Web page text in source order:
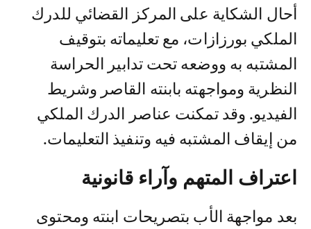
أحال الشكاية على المركز القضائي للدرك
الملكي بورزازات، مع تعليماته بتوقيف
المشتبه به ووضعه تحت تدابير الحراسة
النظرية ومواجهته بابنته القاصر وشريط
الفيديو. وقد تمكنت عناصر الدرك الملكي
من إيقاف المشتبه فيه وتنفيذ التعليمات.
اعتراف المتهم وآراء قانونية
بعد مواجهة الأب بتصريحات ابنته ومحتوى